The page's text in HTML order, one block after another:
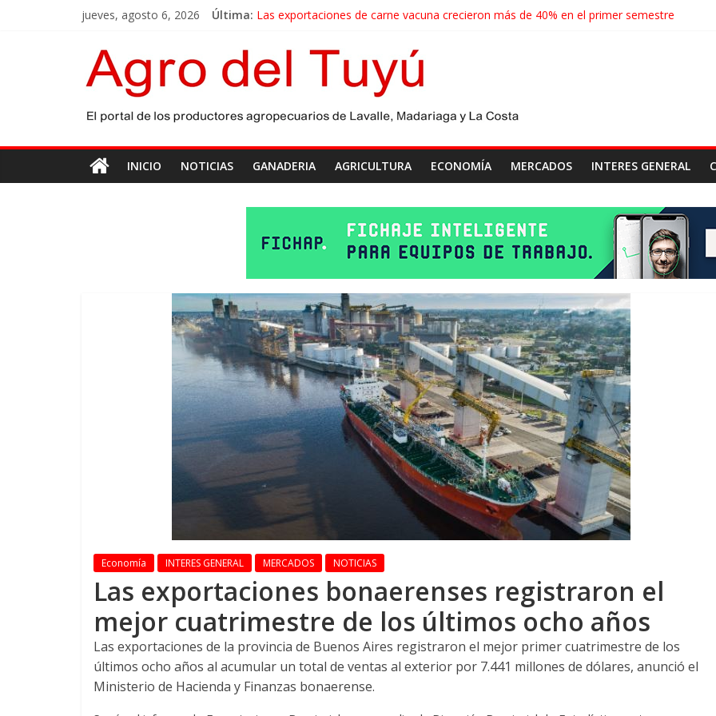
jueves, agosto 6, 2026 Última: Las exportaciones de carne vacuna crecieron más de 40% en el primer semestre
El gobierno bonaerense realizará un censo para actualizar el mapa de la producción
Las exportaciones agroindustriales anotaron un récord histórico en el primer semestre
Maíz: estiman una cosecha récord de 71,5 millones de toneladas
INICIO NOTICIAS GANADERIA AGRICULTURA ECONOMÍA MERCADOS INTERES GENERAL
Economía INTERES GENERAL MERCADOS NOTICIAS
Las exportaciones bonaerenses registraron el
mejor cuatrimestre de los últimos ocho años
Las exportaciones de la provincia de Buenos Aires registraron el mejor primer cuatrimestre de los
últimos ocho años al acumular un total de ventas al exterior por 7.441 millones de dólares, anunció el
Ministerio de Hacienda y Finanzas bonaerense.